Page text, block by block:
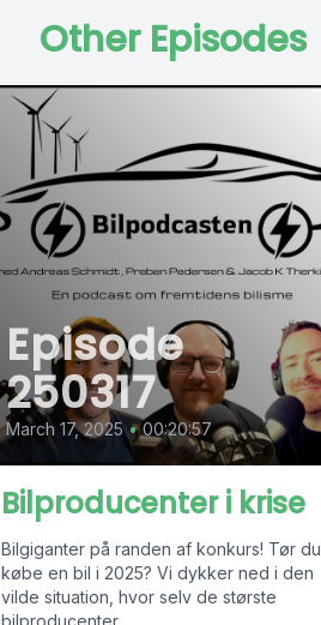
Other Episodes
Episode
250317
March 17, 2025 • 00:20:57
Bilproducenter i krise
Bilgiganter på randen af konkurs! Tør du
købe en bil i 2025? Vi dykker ned i den
vilde situation, hvor selv de største